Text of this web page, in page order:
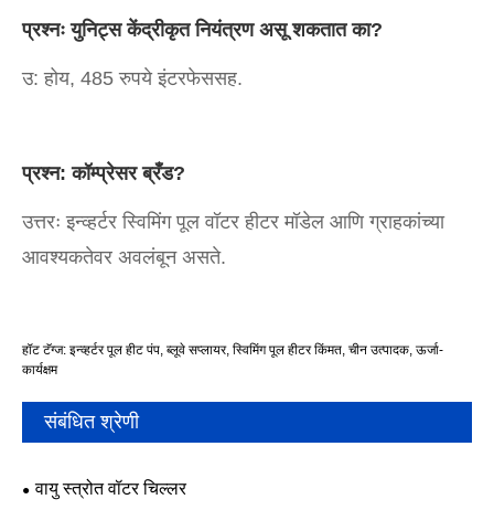
प्रश्नः युनिट्स केंद्रीकृत नियंत्रण असू शकतात का?
उ: होय, 485 रुपये इंटरफेससह.
प्रश्न: कॉम्प्रेसर ब्रँड?
उत्तरः इन्व्हर्टर स्विमिंग पूल वॉटर हीटर मॉडेल आणि ग्राहकांच्या
आवश्यकतेवर अवलंबून असते.
हॉट टॅग्ज: इन्व्हर्टर पूल हीट पंप, ब्लूवे सप्लायर, स्विमिंग पूल हीटर किंमत, चीन उत्पादक, ऊर्जा-
कार्यक्षम
संबंधित श्रेणी
वायु स्त्रोत वॉटर चिल्लर